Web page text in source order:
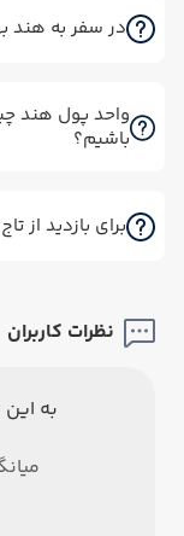
در سفر به هند
واحد پول هند
باشیم؟
برای بازدید از
نظرات کاربران
به
میانگین